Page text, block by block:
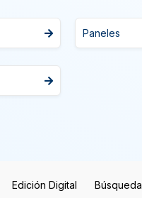
Paneles
Edición Digital Búsqueda